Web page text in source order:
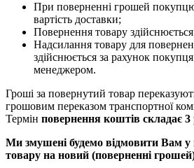
При поверненні грошей
вартість доставки;
Повернення товару
Надсилання товару для
здійснюється за рахунок
менеджером.
Гроші за повернутий товар
грошовим переказом транспортної
Термін повернення коштів складає 3
Ми змушені будемо відмовити Вам у
товару на новий (поверненні